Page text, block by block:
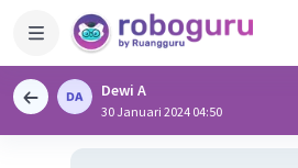
Dewi A
30 Januari 2024 04:50